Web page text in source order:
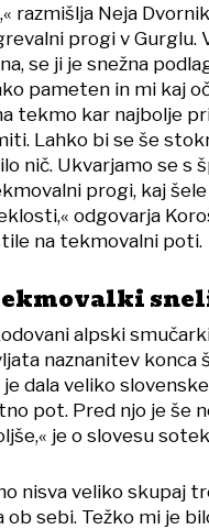
razmišlja Neja
progi v Gurglu.
se ji je snežna
pameten in mi kaj
tekmo kar najbolje
Lahko bi se še
nič. Ukvarjamo se s
progi, kaj
odgovarja
na tekmovalni poti.
alpski
naznanitev konca
je dala veliko
pot. Pred njo je še
je o slovesu
nisva veliko skupaj
ob sebi. Težko mi je